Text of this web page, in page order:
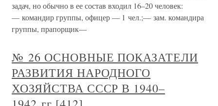
задач, но обычно в ее состав входил 16–20 человек:
— командир группы, офицер — 1 чел.;— зам. командира
группы, прапорщик—
№ 26 ОСНОВНЫЕ ПОКАЗАТЕЛИ
РАЗВИТИЯ НАРОДНОГО
ХОЗЯЙСТВА СССР В 1940–